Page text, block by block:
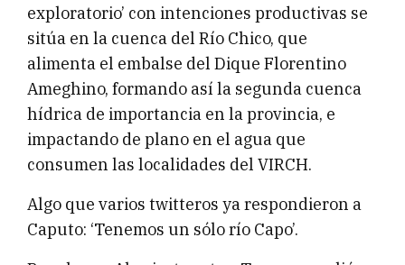
exploratorio’ con intenciones productivas se
sitúa en la cuenca del Río Chico, que
alimenta el embalse del Dique Florentino
Ameghino, formando así la segunda cuenca
hídrica de importancia en la provincia, e
impactando de plano en el agua que
consumen las localidades del VIRCH.
Algo que varios twitteros ya respondieron a
Caputo: ‘Tenemos un sólo río Capo’.